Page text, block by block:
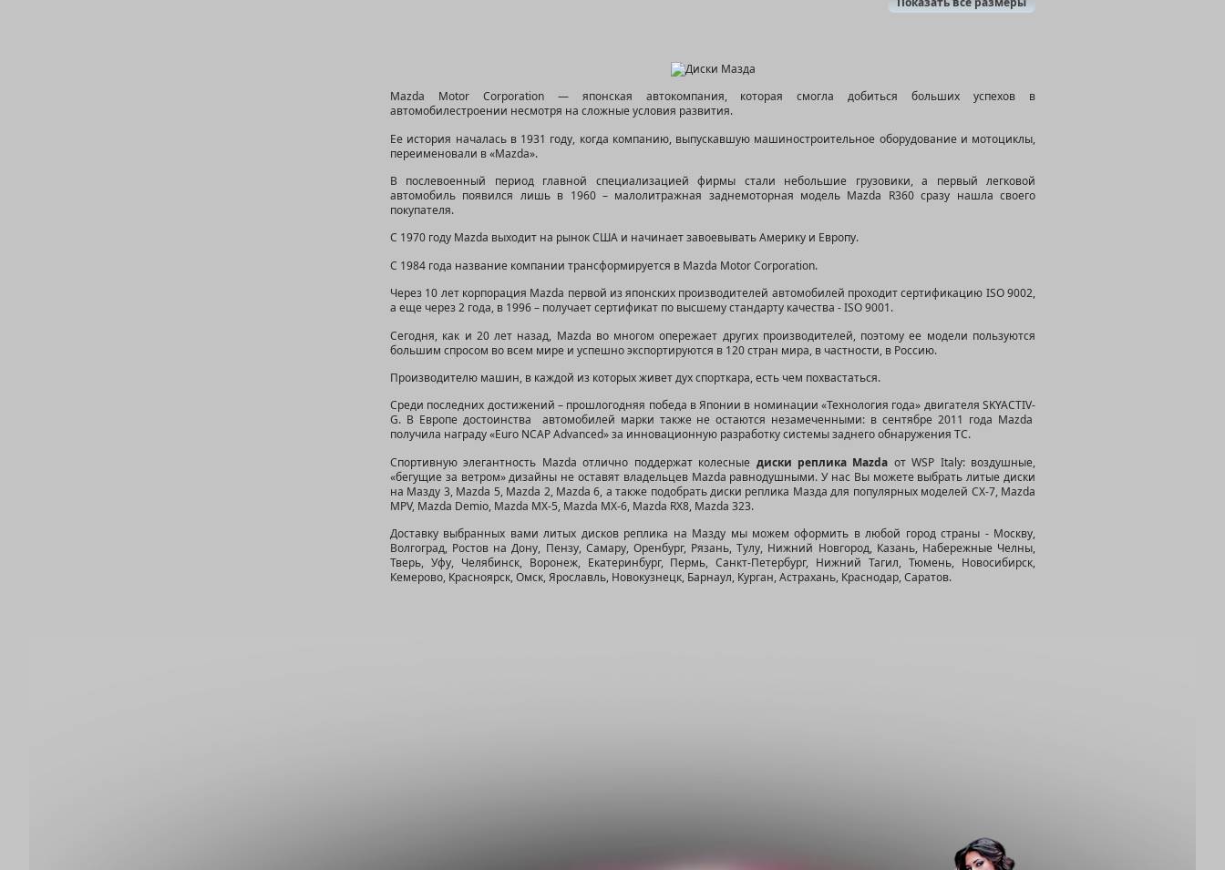
Mazda Motor Corporation — японская автокомпания, которая смогла добиться больших успехов в
автомобилестроении несмотря на сложные условия развития.
Ее история началась в 1931 году, когда компанию, выпускавшую машиностроительное оборудование и мотоциклы,
переименовали в «Mazda».
В послевоенный период главной специализацией фирмы стали небольшие грузовики, а первый легковой
автомобиль появился лишь в 1960 – малолитражная заднемоторная модель Mazda R360сразу нашла своего
покупателя.
С 1970 году Mazda выходит на рынок США и начинает завоевывать Америку и Европу.
С 1984 года название компании трансформируется в Mazda Motor Corporation.
Через 10 лет корпорация Mazda первой из японских производителей автомобилей проходит сертификацию ISO 9002,
а еще через 2 года, в 1996 – получает сертификат по высшему стандарту качества - ISO 9001.
Сегодня, как и 20 лет назад, Mazda во многом опережает других производителей, поэтому ее модели пользуются
большим спросом во всем мире и успешно экспортируются в 120 стран мира, в частности, в Россию.
Производителю машин, в каждой из которых живет дух спорткара, есть чем похвастаться.
Среди последних достижений – прошлогодняя победа в Японии в номинации «Технология года» двигателя SKYACTIV-
G. В Европе достоинства автомобилей марки также не остаются незамеченными: в сентябре 2011 года Mazda
получила награду «Euro NCAP Advanced» за инновационную разработку системы заднего обнаружения ТС.
Спортивную элегантность Mazda отлично поддержат колесные диски реплика Mazda от WSP Italy: воздушные,
«бегущие за ветром» дизайны не оставят владельцев Mazda равнодушными. У нас Вы можете выбрать литые диски
на Мазду 3, Mazda 5, Mazda 2, Mazda 6, а также подобрать диски реплика Мазда для популярных моделей CX-7, Mazda
MPV, Mazda Demio, Mazda MX-5, Mazda MX-6, Mazda RX8, Mazda 323.
Доставку выбранных вами литых дисков реплика на Мазду мы можем оформить в любой город страны - Москву,
Волгоград, Ростов на Дону, Пензу, Самару, Оренбург, Рязань, Тулу, Нижний Новгород, Казань, Набережные Челны,
Тверь, Уфу, Челябинск, Воронеж, Екатеринбург, Пермь, Санкт-Петербург, Нижний Тагил, Тюмень, Новосибирск,
Кемерово, Красноярск, Омск, Ярославль, Новокузнецк, Барнаул, Курган, Астрахань, Краснодар, Саратов.